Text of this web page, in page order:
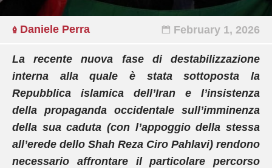
Daniele Perra February 1, 2026
La recente nuova fase di destabilizzazione
interna alla quale è stata sottoposta la
Repubblica islamica dell’Iran e l’insistenza
della propaganda occidentale sull’imminenza
della sua caduta (con l’appoggio della stessa
all’erede dello Shah Reza Ciro Pahlavi) rendono
necessario affrontare il particolare percorso